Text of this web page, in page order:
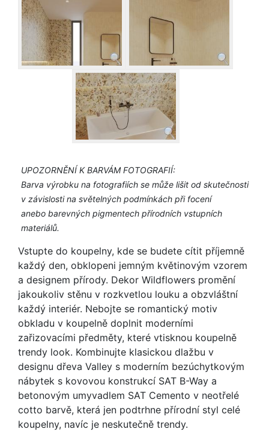
UPOZORNĚNÍ K BARVÁM FOTOGRAFIÍ:
Barva výrobku na fotografiích se může lišit od skutečnosti
v závislosti na světelných podmínkách při focení
anebo barevných pigmentech přírodních vstupních
materiálů.
Vstupte do koupelny, kde se budete cítit příjemně
každý den, obklopeni jemným květinovým vzorem
a designem přírody. Dekor Wildflowers promění
jakoukoliv stěnu v rozkvetlou louku a obzvláštní
každý interiér. Nebojte se romantický motiv
obkladu v koupelně doplnit moderními
zařizovacími předměty, které vtisknou koupelně
trendy look. Kombinujte klasickou dlažbu v
designu dřeva Valley s moderním bezúchytkovým
nábytek s kovovou konstrukcí SAT B-Way a
betonovým umyvadlem SAT Cemento v neotřelé
cotto barvě, která jen podtrhne přírodní styl celé
koupelny, navíc je neskutečně trendy.